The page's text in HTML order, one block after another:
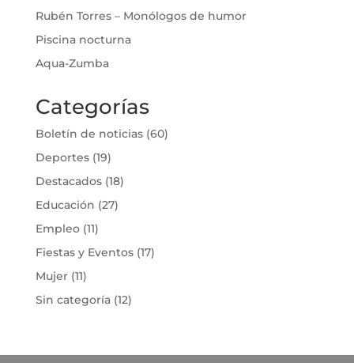
Rubén Torres – Monólogos de humor
Piscina nocturna
Aqua-Zumba
Categorías
Boletín de noticias(60)
Deportes(19)
Destacados(18)
Educación (27)
Empleo(11)
Fiestas y Eventos(17)
Mujer(11)
Sin categoría(12)